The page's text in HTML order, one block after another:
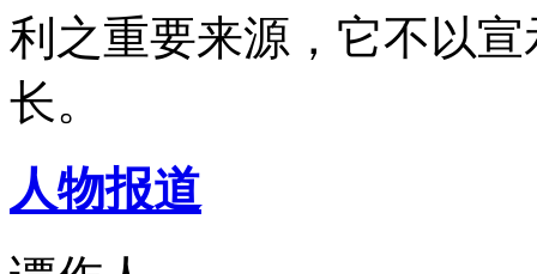
利之重要来源，它不以
长。
人物报道